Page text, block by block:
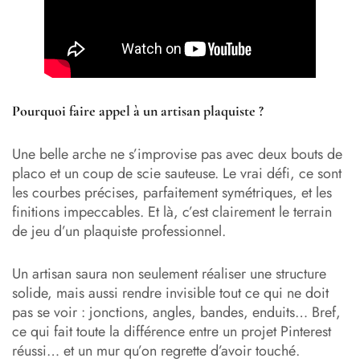
Pourquoi faire appel à un artisan plaquiste ?
Une belle arche ne s’improvise pas avec deux bouts de
placo et un coup de scie sauteuse. Le vrai défi, ce sont
les courbes précises, parfaitement symétriques, et les
finitions impeccables. Et là, c’est clairement le terrain
de jeu d’un plaquiste professionnel.
Un artisan saura non seulement réaliser une structure
solide, mais aussi rendre invisible tout ce qui ne doit
pas se voir : jonctions, angles, bandes, enduits… Bref,
ce qui fait toute la différence entre un projet Pinterest
réussi… et un mur qu’on regrette d’avoir touché.